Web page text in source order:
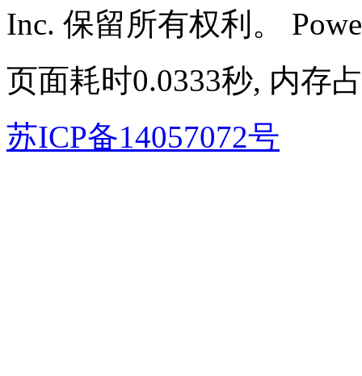
Inc. 保留所有权利。
页面耗时0.0333秒, 内存
苏ICP备14057072号